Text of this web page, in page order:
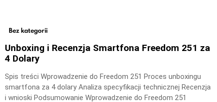
Bez kategorii
Unboxing i Recenzja Smartfona Freedom 251 za
4 Dolary
Spis treści Wprowadzenie do Freedom 251 Proces unboxingu
smartfona za 4 dolary Analiza specyfikacji technicznej Recenzja
i wnioski Podsumowanie Wprowadzenie do Freedom 251